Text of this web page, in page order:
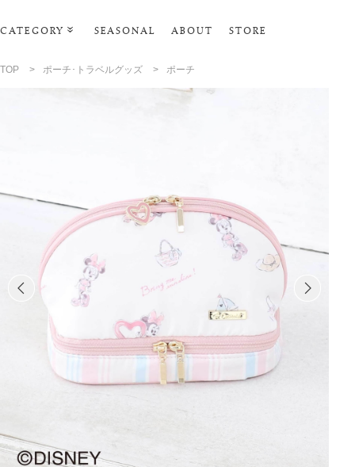
CATEGORY SEASONAL ABOUT STORE
リビンググッズ
タオル・ヘアバンド
美容・バス・ボディケア
TOP > ポーチ･トラベルグッズ > ポーチ